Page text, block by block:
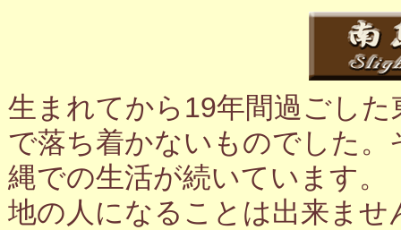
生まれてから19年間過ごし
で落ち着かないものでした
縄での生活が続いています
地の人になることは出来ま